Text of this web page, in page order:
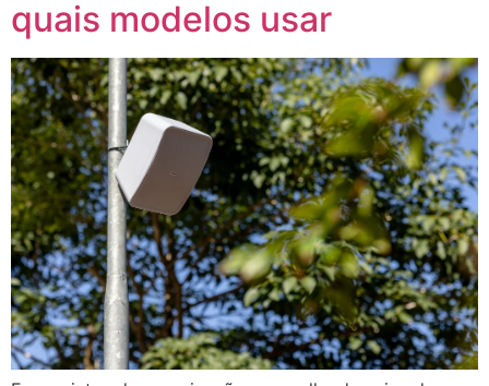
quais modelos usar